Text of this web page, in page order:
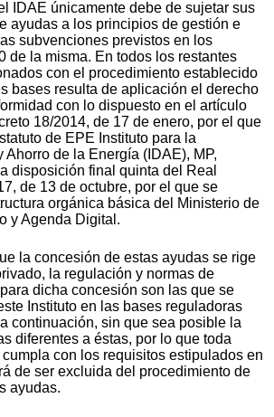
IDAE únicamente debe de sujetar sus
ayudas a los principios de gestión e
subvenciones previstos en los
de la misma. En todos los restantes
con el procedimiento establecido
bases resulta de aplicación el derecho
con lo dispuesto en el artículo
18/2014, de 17 de enero, por el que
de EPE Instituto para la
Ahorro de la Energía (IDAE), MP,
disposición final quinta del Real
de 13 de octubre, por el que se
orgánica básica del Ministerio de
y Agenda Digital.
la concesión de estas ayudas se rige
la regulación y normas de
dicha concesión son las que se
Instituto en las bases reguladoras
continuación, sin que sea posible la
diferentes a éstas, por lo que toda
con los requisitos estipulados en
de ser excluida del procedimiento de
ayudas.